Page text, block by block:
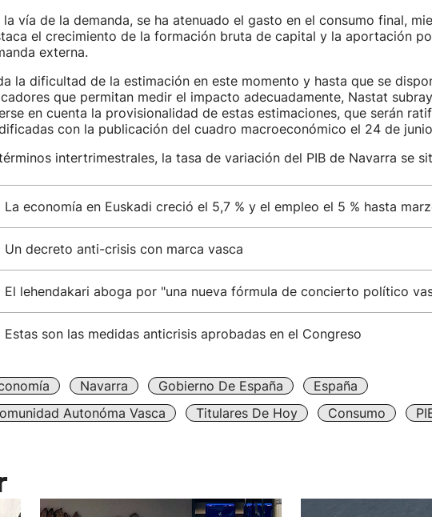
la vía de la demanda, se ha atenuado el gasto en el consumo final,
el crecimiento de la formación bruta de capital y la aportación
externa.
la dificultad de la estimación en este momento y hasta que se
que permitan medir el impacto adecuadamente, Nastat
en cuenta la provisionalidad de estas estimaciones, que serán
con la publicación del cuadro macroeconómico el 24 de
intertrimestrales, la tasa de variación del PIB de Navarra se
La economía en Euskadi creció el 5,7 % y el empleo el 5 % hasta
Un decreto anti-crisis con marca vasca
El lehendakari aboga por "una nueva fórmula de concierto político
Estas son las medidas anticrisis aprobadas en el Congreso
Navarra Gobierno De España
España
Autonóma Vasca
Titulares De Hoy Consumo